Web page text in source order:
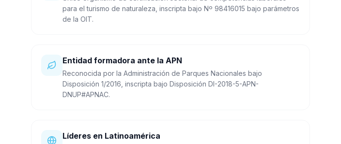
para el turismo de naturaleza, inscripta bajo Nº 98416015 bajo parámetros
de la OIT.
Entidad formadora ante la APN
Reconocida por la Administración de Parques Nacionales bajo
Disposición 1/2016, inscripta bajo Disposición DI-2018-5-APN-
DNUP#APNAC.
Líderes en Latinoamérica